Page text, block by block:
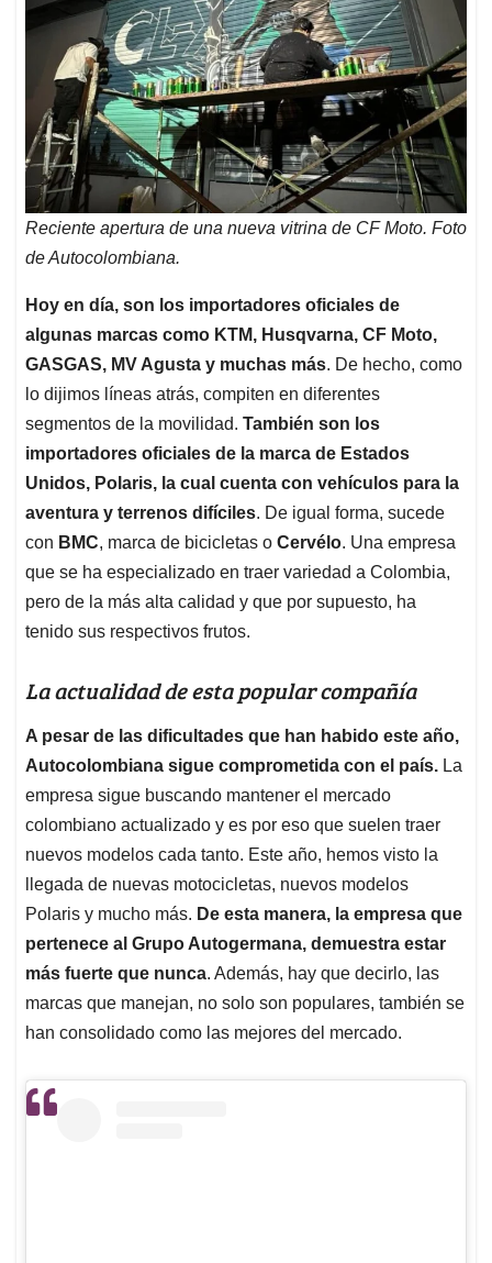
Reciente apertura de una nueva vitrina de CF Moto. Foto
de Autocolombiana.
Hoy en día, son los importadores oficiales de
algunas marcas como KTM, Husqvarna, CF Moto,
GASGAS, MV Agusta y muchas más. De hecho, como
lo dijimos líneas atrás, compiten en diferentes
segmentos de la movilidad. También son los
importadores oficiales de la marca de Estados
Unidos, Polaris, la cual cuenta con vehículos para la
aventura y terrenos difíciles. De igual forma, sucede
con BMC, marca de bicicletas o Cervélo. Una empresa
que se ha especializado en traer variedad a Colombia,
pero de la más alta calidad y que por supuesto, ha
tenido sus respectivos frutos.
La actualidad de esta popular compañía
A pesar de las dificultades que han habido este año,
Autocolombiana sigue comprometida con el país. La
empresa sigue buscando mantener el mercado
colombiano actualizado y es por eso que suelen traer
nuevos modelos cada tanto. Este año, hemos visto la
llegada de nuevas motocicletas, nuevos modelos
Polaris y mucho más. De esta manera, la empresa que
pertenece al Grupo Autogermana, demuestra estar
más fuerte que nunca. Además, hay que decirlo, las
marcas que manejan, no solo son populares, también se
han consolidado como las mejores del mercado.